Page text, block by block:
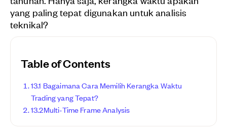
yang paling tepat digunakan untuk analisis
teknikal?
Table of Contents
13.1 Bagaimana Cara Memilih Kerangka Waktu
Trading yang Tepat?
13.2Multi-Time Frame Analysis